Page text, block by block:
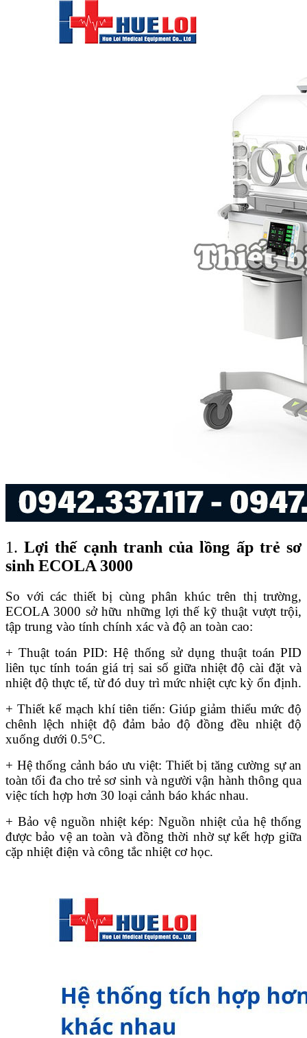
1. Lợi thế cạnh tranh của lồng ấp trẻ sơ
sinh ECOLA 3000
So với các thiết bị cùng phân khúc trên thị trường,
ECOLA 3000 sở hữu những lợi thế kỹ thuật vượt trội,
tập trung vào tính chính xác và độ an toàn cao:
+ Thuật toán PID: Hệ thống sử dụng thuật toán PID
liên tục tính toán giá trị sai số giữa nhiệt độ cài đặt và
nhiệt độ thực tế, từ đó duy trì mức nhiệt cực kỳ ổn định.
+ Thiết kế mạch khí tiên tiến: Giúp giảm thiểu mức độ
chênh lệch nhiệt độ đảm bảo độ đồng đều nhiệt độ
xuống dưới 0.5°C.
+ Hệ thống cảnh báo ưu việt: Thiết bị tăng cường sự an
toàn tối đa cho trẻ sơ sinh và người vận hành thông qua
việc tích hợp hơn 30 loại cảnh báo khác nhau.
+ Bảo vệ nguồn nhiệt kép: Nguồn nhiệt của hệ thống
được bảo vệ an toàn và đồng thời nhờ sự kết hợp giữa
cặp nhiệt điện và công tắc nhiệt cơ học.